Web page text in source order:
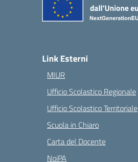
Link Esterni
MIUR
Ufficio Scolastico Regionale
Ufficio Scolastico Territoriale
Scuola in Chiaro
Carta del Docente
NoiPA